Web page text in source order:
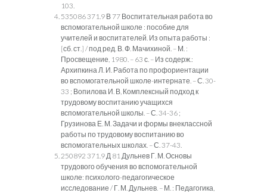
103.
535086 371.9 В 77 Воспитательная работа во
вспомогательной школе : пособие для
учителей и воспитателей. Из опыта работы :
[сб. ст.] / под ред. В. Ф. Мачихиной. – М. :
Просвещение, 1980. – 63 с. – Из содерж.:
Архипкина Л. И. Работа по профориентации
во вспомогательной школе-интернате. – С. 30-
33 ; Вопилова И. В, Комплексный подход к
трудовому воспитанию учащихся
вспомогательной школы. – С. 34-36 ;
Грузинова Е. М. Задачи и формы внеклассной
работы по трудовому воспитанию во
вспомогательных школах. – С. 37-43.
250892 371.9 Д 81 Дульнев Г. М. Основы
трудового обучения во вспомогательной
школе: психолого-педагогическое
исследование / Г. М. Дульнев. – М. : Педагогика,